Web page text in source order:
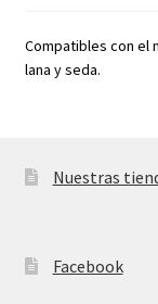
Compatibles con el
lana y seda.
Nuestras
Facebook